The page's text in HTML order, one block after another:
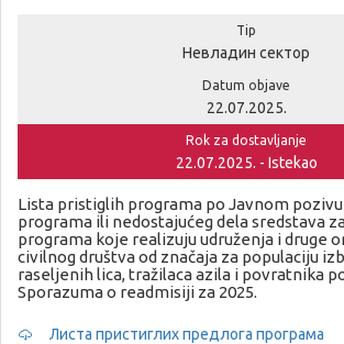
Tip
Невладин сектор
Datum objave
22.07.2025.
Rok za dostavljanje
22.07.2025. - Istekao
Lista pristiglih programa po Javnom
programa ili nedostajućeg dela sredstava
programa koje realizuju udruženja i druge
civilnog društva od značaja za populaciju
raseljenih lica, tražilaca azila i povratnika
Sporazuma o readmisiji za 2025.
Листа пристиглих предлога програма